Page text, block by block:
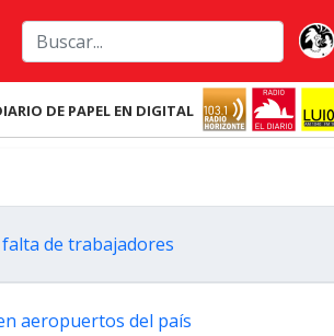
DE PAPEL EN DIGITAL
de trabajadores
aeropuertos del país